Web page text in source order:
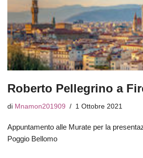
Roberto Pellegrino a
di Mnamon201909 1 Ottobre 2021
Appuntamento alle Murate per la
Poggio Bellomo